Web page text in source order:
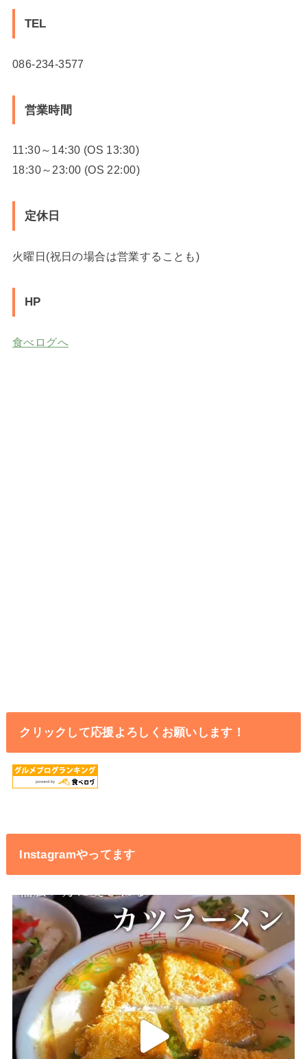
TEL
086-234-3577
営業時間
11:30～14:30 (OS 13:30)
18:30～23:00 (OS 22:00)
定休日
火曜日(祝日の場合は営業することも)
HP
食べログへ
クリックして応援よろしくお願いします！
Instagramやってます